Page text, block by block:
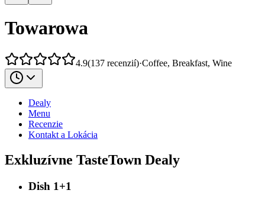
Towarowa
4.9(137 recenzií)·Coffee, Breakfast, Wine
Dealy
Menu
Recenzie
Kontakt a Lokácia
Exkluzívne TasteTown Dealy
Dish 1+1